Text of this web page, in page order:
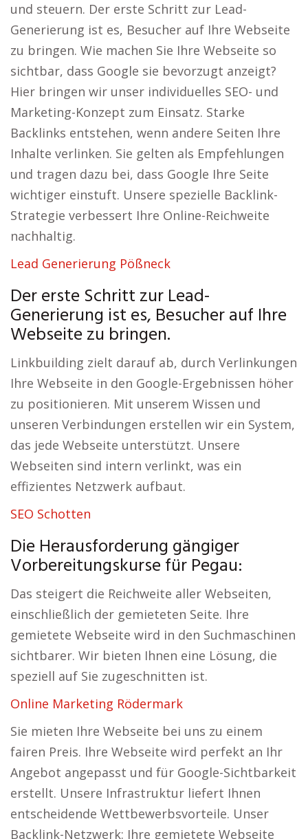
und steuern. Der erste Schritt zur Lead-
Generierung ist es, Besucher auf Ihre Webseite
zu bringen. Wie machen Sie Ihre Webseite so
sichtbar, dass Google sie bevorzugt anzeigt?
Hier bringen wir unser individuelles SEO- und
Marketing-Konzept zum Einsatz. Starke
Backlinks entstehen, wenn andere Seiten Ihre
Inhalte verlinken. Sie gelten als Empfehlungen
und tragen dazu bei, dass Google Ihre Seite
wichtiger einstuft. Unsere spezielle Backlink-
Strategie verbessert Ihre Online-Reichweite
nachhaltig.
Lead Generierung Pößneck
Der erste Schritt zur Lead-
Generierung ist es, Besucher auf Ihre
Webseite zu bringen.
Linkbuilding zielt darauf ab, durch Verlinkungen
Ihre Webseite in den Google-Ergebnissen höher
zu positionieren. Mit unserem Wissen und
unseren Verbindungen erstellen wir ein System,
das jede Webseite unterstützt. Unsere
Webseiten sind intern verlinkt, was ein
effizientes Netzwerk aufbaut.
SEO Schotten
Die Herausforderung gängiger
Vorbereitungskurse für Pegau:
Das steigert die Reichweite aller Webseiten,
einschließlich der gemieteten Seite. Ihre
gemietete Webseite wird in den Suchmaschinen
sichtbarer. Wir bieten Ihnen eine Lösung, die
speziell auf Sie zugeschnitten ist.
Online Marketing Rödermark
Sie mieten Ihre Webseite bei uns zu einem
fairen Preis. Ihre Webseite wird perfekt an Ihr
Angebot angepasst und für Google-Sichtbarkeit
erstellt. Unsere Infrastruktur liefert Ihnen
entscheidende Wettbewerbsvorteile. Unser
Backlink-Netzwerk: Ihre gemietete Webseite